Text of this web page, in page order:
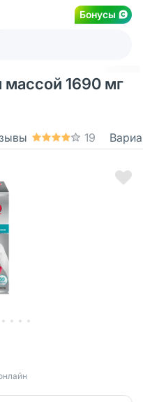
Бонусы
1690 мг
19